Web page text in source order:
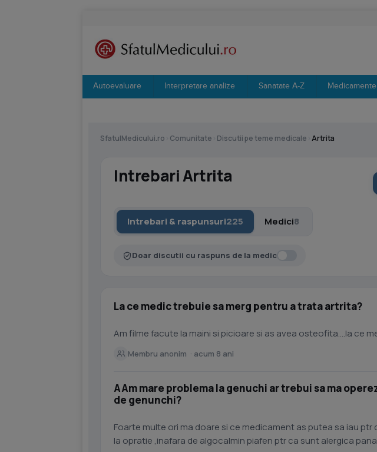
Autoevaluare Interpretare analize Sanatate A-Z Medicamente
SfatulMedicului.ro Comunitate Discutii pe teme medicale Artrita
Intrebari Artrita
Intrebari & raspunsuri225 Medici8
Doar discutii cu raspuns de la medic
La ce medic trebuie sa merg pentru a trata artrita?
Am filme facute la maini si picioare si as avea osteofita....la ce
Membru anonim · acum 8 ani
AAm mare problema la genuchi ar trebui sa ma
de genunchi?
Foarte multe ori ma doare si ce medicament as putea sa iau ptr
la opratie ,inafara de algocalmin piafen ptr ca sunt alergica